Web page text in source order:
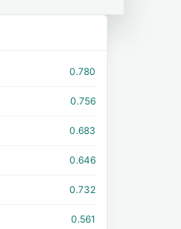
0.780
0.756
0.683
0.646
0.732
0.561